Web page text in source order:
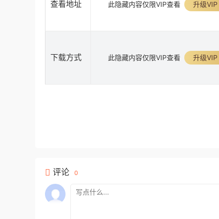
查看地址 此隐藏内容仅限VIP查看 升级VIP
下载方式 此隐藏内容仅限VIP查看 升级VIP
评论 0